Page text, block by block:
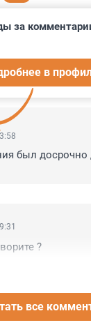
гаражах.
за
в
был досрочно
?
все